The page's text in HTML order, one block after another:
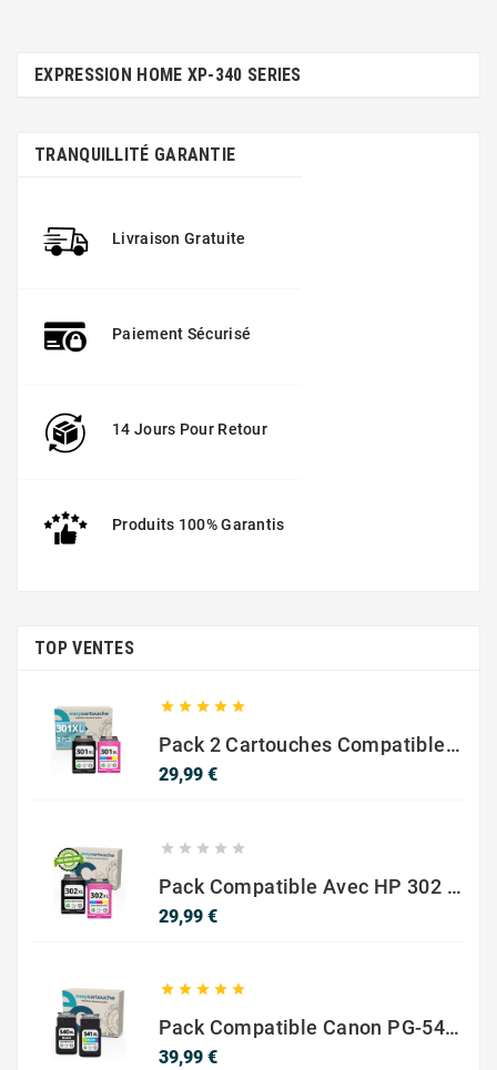
EXPRESSION HOME XP-340 SERIES
TRANQUILLITÉ GARANTIE
Livraison Gratuite
Paiement Sécurisé
14 Jours Pour Retour
Produits 100% Garantis
TOP VENTES
    
Pack 2 Cartouches Compatible Avec HP 301 XL Noir Et Couleur
29,99 €Prix
    
Pack Compatible Avec HP 302 XL Noir Et Couleur - SANS NIVEAU ENCRE
29,99 €Prix
    
Pack Compatible Canon PG-540 XL / CL-541 XL – Noir & Couleur – Haute Capacité
39,99 €Prix